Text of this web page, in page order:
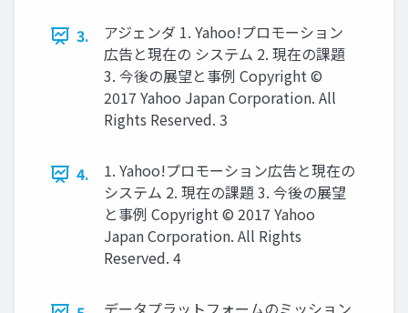
3.
アジェンダ 1. Yahoo!プロモーション
広告と現在の システム 2. 現在の課題
3. 今後の展望と事例 Copyright ©
2017 Yahoo Japan Corporation. All
Rights Reserved. 3
4.
1. Yahoo!プロモーション広告と現在の
システム 2. 現在の課題 3. 今後の展望
と事例 Copyright © 2017 Yahoo
Japan Corporation. All Rights
Reserved. 4